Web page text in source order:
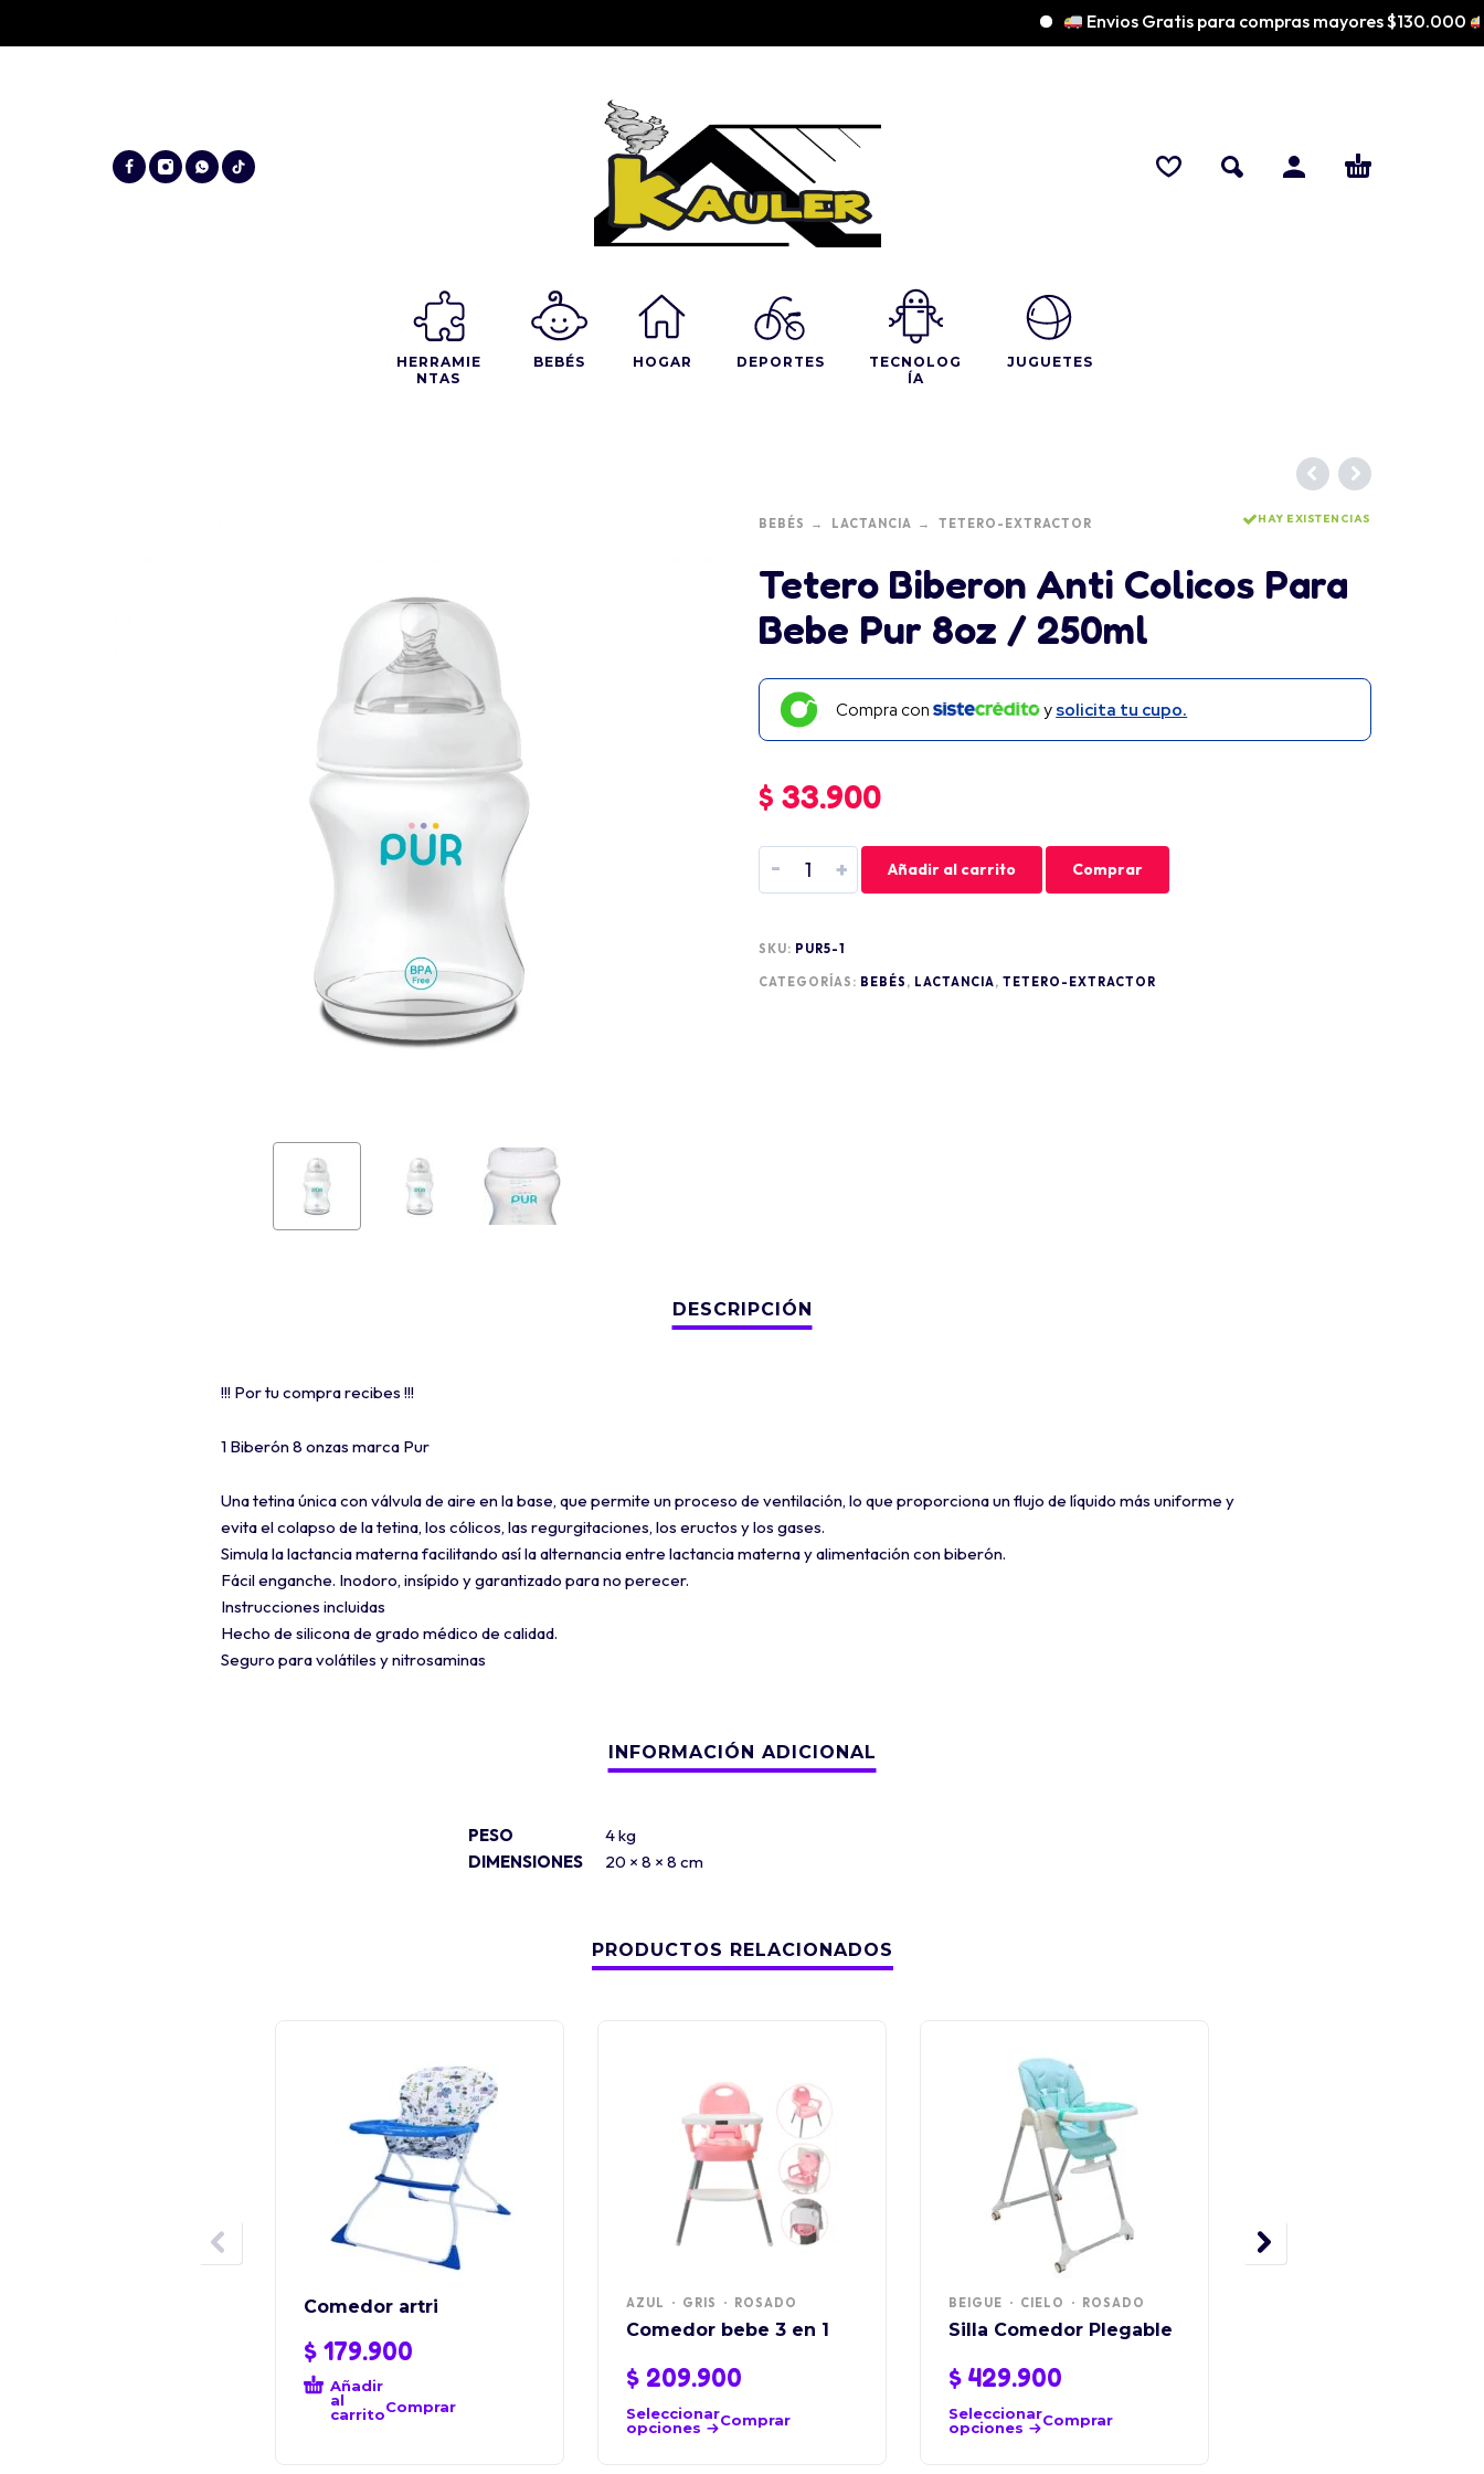
Envios Gratis para compras mayores $130.000
HERRAMIE
NTAS
BEBÉS HOGAR DEPORTES
TECNOLOG
ÍA
JUGUETES
BEBÉS LACTANCIA TETERO-EXTRACTOR HAY EXISTENCIAS
Tetero Biberon Anti Colicos Para
Bebe Pur 8oz / 250ml
Compra con y solicita tu cupo.
$ 33.900
- + Añadir al carrito Comprar
SKU: PUR5-1
CATEGORÍAS: BEBÉS , LACTANCIA, TETERO-EXTRACTOR
!!! Por tu compra recibes !!!
1 Biberón 8 onzas marca Pur
Una tetina única con válvula de aire en la base, que permite un proceso de ventilación, lo que proporciona un flujo de líquido más uniforme y
evita el colapso de la tetina, los cólicos, las regurgitaciones, los eructos y los gases.
Simula la lactancia materna facilitando así la alternancia entre lactancia materna y alimentación con biberón.
Fácil enganche. Inodoro, insípido y garantizado para no perecer.
Instrucciones incluidas
Hecho de silicona de grado médico de calidad.
Seguro para volátiles y nitrosaminas
PESO
4 kg
DIMENSIONES
20 × 8 × 8 cm
PRODUCTOS RELACIONADOS
Comedor artri
$ 179.900
Añadir
al
carritoComprar
AZUL GRIS ROSADO
Comedor bebe 3 en 1
$ 209.900
Seleccionar
opciones
Comprar
BEIGUE CIELO ROSADO
Silla Comedor Plegable
$ 429.900
Seleccionar
opciones
Comprar